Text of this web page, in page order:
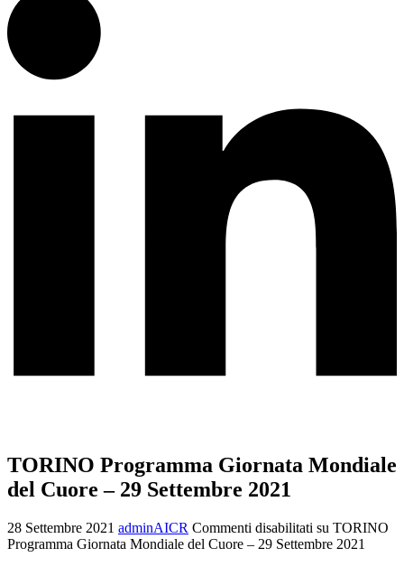
TORINO Programma Giornata Mondiale
del Cuore – 29 Settembre 2021
28 Settembre 2021 adminAICR Commenti disabilitati su TORINO
Programma Giornata Mondiale del Cuore – 29 Settembre 2021